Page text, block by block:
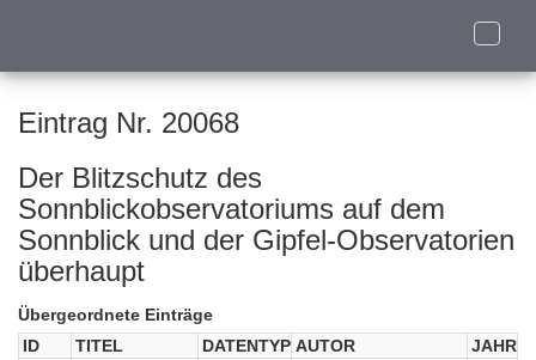
Toggle
Eintrag Nr. 20068
Der Blitzschutz des
Sonnblickobservatoriums auf dem
Sonnblick und der Gipfel-Observatorien
überhaupt
Übergeordnete Einträge
ID
TITEL DATENTYP AUTOR
JAHR